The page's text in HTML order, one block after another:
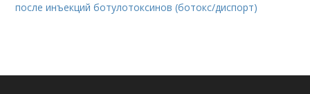
после инъекций ботулотоксинов (ботокс/диспорт)